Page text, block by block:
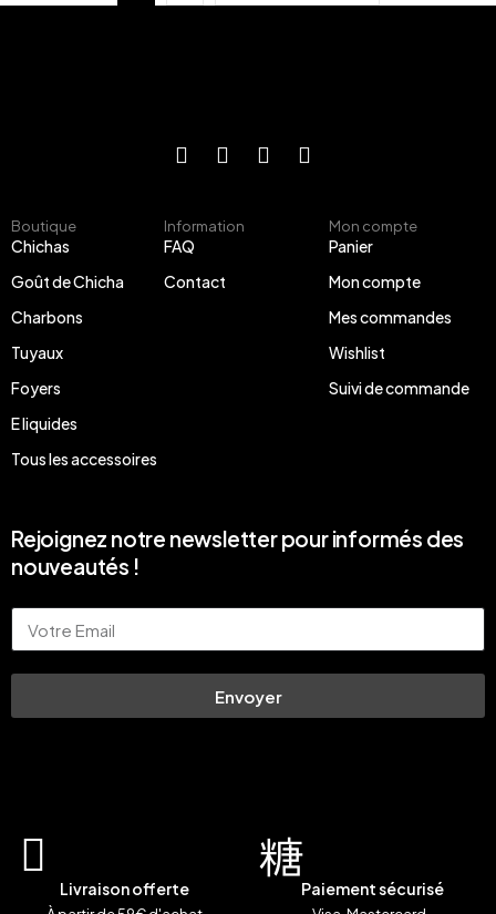
Boutique
Chichas
Goût de Chicha
Charbons
Tuyaux
Foyers
E liquides
Tous les accessoires
Information
FAQ
Contact
Mon compte
Panier
Mon compte
Mes commandes
Wishlist
Suivi de commande
Rejoignez notre newsletter pour informés des
nouveautés !
Envoyer
Livraison offerte Paiement sécurisé